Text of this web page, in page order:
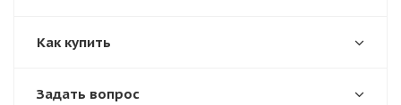
Как купить
Задать вопрос